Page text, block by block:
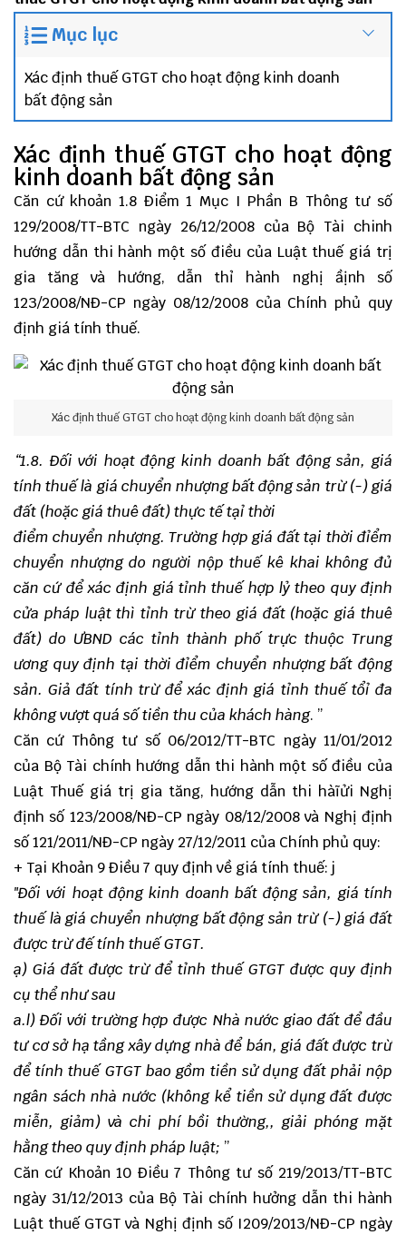
Mục lục
Xác định thuế GTGT cho hoạt động kinh doanh
bất động sản
Xác định thuế GTGT cho hoạt động
kinh doanh bất động sản
Căn cứ khoản 1.8 Điểm 1 Mục I Phần B Thông tư số
129/2008/TT-BTC ngày 26/12/2008 của Bộ Tài chinh
hướng dẫn thi hành một số điều của Luật thuế giá trị
gia tăng và hướng, dẫn thỉ hành nghị ầịnh số
123/2008/NĐ-CP ngày 08/12/2008 của Chính phủ quy
định giá tính thuế.
Xác định thuế GTGT cho hoạt động kinh doanh bất động sản
“1.8. Đối với hoạt động kinh doanh bất động sản, giá
tính thuế là giá chuyển nhượng bất động sản trừ (-) giá
đất (hoặc giá thuê đất) thực tế tạỉ thời
điểm chuyển nhượng. Trường hợp giá đất tại thời đỉểm
chuyển nhượng do người nộp thuế kê khai không đủ
căn cứ để xác định giá tỉnh thuế hợp lỷ theo quy định
cửa pháp luật thì tỉnh trừ theo giá đất (hoặc giá thuê
đất) do ƯBND các tỉnh thành phố trực thuộc Trung
ương quy định tại thời đỉểm chuyển nhượng bất động
sản. Giả đất tính trừ để xác định giá tỉnh thuế tổỉ đa
không vượt quá số tiền thu của khách hàng. ”
Căn cứ Thông tư số 06/2012/TT-BTC ngày 11/01/2012
của Bộ Tài chính hướng dẫn thi hành một số điều của
Luật Thuế giá trị gia tăng, hướng dẫn thi hàĩửi Nghị
định số 123/2008/NĐ-CP ngày 08/12/2008 và Nghị định
số 121/2011/NĐ-CP ngày 27/12/2011 của Chính phủ quy:
+ Tại Khoản 9 Điều 7 quy định về giá tính thuế: j
"Đối với hoạt động kinh doanh bất động sản, giá tính
thuế là giá chuyển nhượng bất động sản trừ (-) giá đất
được trừ đế tính thuế GTGT.
ạ) Giá đất được trừ để tỉnh thuế GTGT được quy định
cụ thể như sau
a.l) Đối với trường hợp được Nhà nước giao đất để đầu
tư cơ sở hạ tầng xây dựng nhà để bán, giá đất được trừ
để tính thuế GTGT bao gồm tiền sử dụng đất phải nộp
ngân sách nhà nước (không kể tiền sử dụng đất được
miễn, giảm) và chi phí bồi thường,, giải phóng mặt
hằng theo quy định pháp luật; ”
Căn cứ Khoản 10 Điều 7 Thông tư số 219/2013/TT-BTC
ngày 31/12/2013 của Bộ Tài chính hưởng dẫn thi hành
Luật thuế GTGT và Nghị định số I209/2013/NĐ-CP ngày